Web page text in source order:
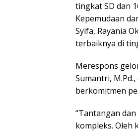
tingkat SD dan
Kepemudaan
Syifa, Rayania
terbaiknya di
Merespons
Sumantri,
berkomitmen
“Tantangan
kompleks. Oleh